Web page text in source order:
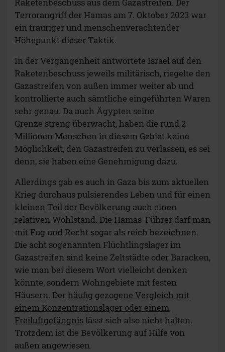
Raketenbeschuss aus dem Gazastreifen. Der
Terrorangriff der Hamas am 7. Oktober 2023 war
ein trauriger und menschenverachtender
Höhepunkt dieser Taktik.
In der Vergangenheit antwortete Israel auf den
Raketenbeschuss jeweils militärisch, riegelte den
Gazastreifen von außen immer weiter ab und
kontrollierte auch sämtliche eingeführten Waren
sehr genau. Da auch Ägypten seine
Grenze streng überwacht, haben die rund 2
Millionen Menschen in diesem Gebiet keine
Möglichkeit, den Gazastreifen zu verlassen, es sei
denn, sie haben eine Genehmigung dazu.
Allerdings gab es auch in Gaza bis zum aktuellen
Krieg durchaus pulsierendes Leben und für einen
kleinen Teil der Bevölkerung auch einen
relativen Wohlstand. Die Hamas-Führer darf man
mit Fug und Recht sogar als reich bezeichnen.
Die acht sogenannten Flüchtlingslager im
Gazastreifen sind keine Zeltstädte oder Baracken,
wie man bei diesem Wort vielleicht denken
könnte, sondern Wohngebiete mit festen
Häusern. Derhäufig gezogene Vergleich mit
einem Konzentrationslager oder einem
Freiluftgefängnislässt sich also nicht halten.
Trotzdem ist die Bevölkerung auf Hilfe von
außen angewiesen.